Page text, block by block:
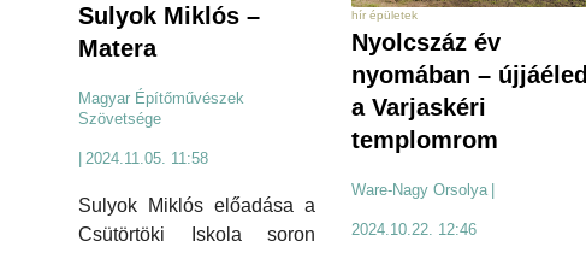
Sulyok Miklós –
Matera
Magyar Építőművészek
Szövetsége
2024.11.05. 11:58
Sulyok Miklós előadása a
Csütörtöki Iskola soron
hír épületek
Nyolcszáz év
nyomában – újjáéled
a Varjaskéri
templomrom
Ware-Nagy Orsolya
2024.10.22. 12:46